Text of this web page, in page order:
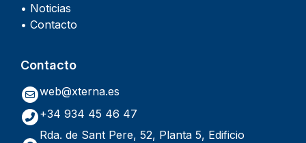
• Noticias
• Contacto
Contacto
web@xterna.es
+34 934 45 46 47
Rda. de Sant Pere, 52, Planta 5, Edificio